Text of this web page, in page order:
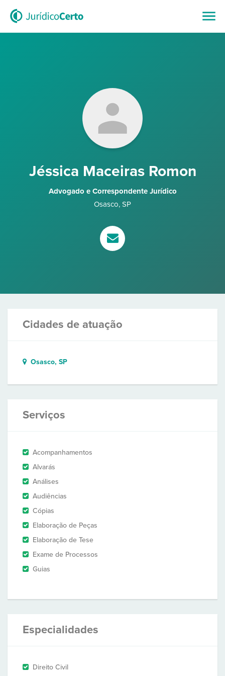
Jéssica Maceiras Romon
Advogado e Correspondente Jurídico
Osasco, SP
Cidades de atuação
Osasco, SP
Serviços
Acompanhamentos
Alvarás
Análises
Audiências
Cópias
Elaboração de Peças
Elaboração de Tese
Exame de Processos
Guias
Especialidades
Direito Civil